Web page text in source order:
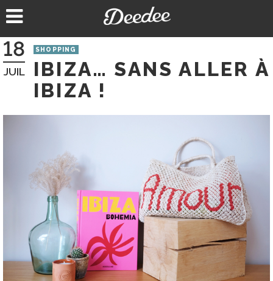
au
18
JUIL
SHOPPING
IBIZA… SANS ALLER À
IBIZA !